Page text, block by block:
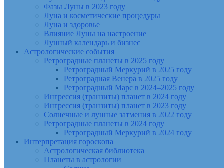
Фазы Луны в 2023 году
Луна и косметические процедуры
Луна и здоровье
Влияние Луны на настроение
Лунный календарь и бизнес
Астрологические события
Ретроградные планеты в 2025 году
Ретроградный Меркурий в 2025 году
Ретроградная Венера в 2025 году
Ретроградный Марс в 2024–2025 году
Ингрессия (транзиты) планет в 2024 году
Ингрессия (транзиты) планет в 2023 году
Солнечные и лунные затмения в 2022 году
Ретроградные планеты в 2024 году
Ретроградный Меркурий в 2024 году
Интерпретация гороскопа
Астрологическая библиотека
Планеты в астрологии